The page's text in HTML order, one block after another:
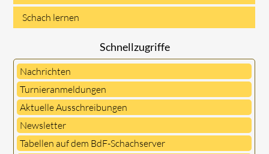
Schach lernen
Schnellzugriffe
Nachrichten
Turnieranmeldungen
Aktuelle Ausschreibungen
Newsletter
Tabellen auf dem BdF-Schachserver